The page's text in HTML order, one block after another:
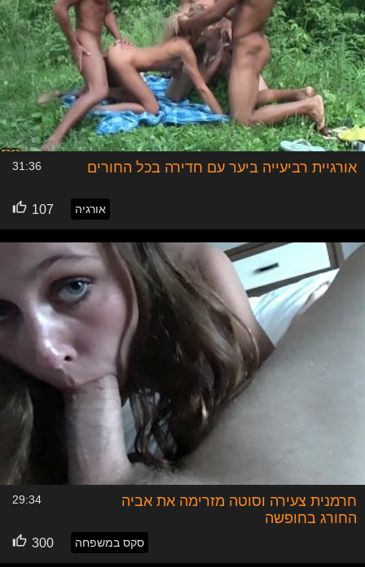
בהירות באיזו זווית שלא נתפסה טוב במצלמה, כך או כך, תדעו
שאם הסרט סקס שלכם, לא יצא מושלם בפועל, אז עריכה טובה
בהחלט יכולה לשפר ואף לשנות את כל התדמית שהיתה לכם
עליו לפני העריכה.
לאלו המחפשים להפוך סרט סקס או מספר סרטי סקס שלהם,
לעסק לכל דבר, אז כל הפרמטרים שצוינו לפני כן, לא רק
שתקפים לקבוצה הזו, אלא גם מחויבים בדבר. כאשר אתם
הופכים את התחביב שלכם, לעסק, אתם חייבים להיות
מקצועיים, רק בדרך הזו, ואחרי שתעשו מספר סרטי סקס
איכותיים, תוכלו להרוויח מכך, באמצעות אתרי הפורנו השונים.
בנוסף, הזוגות המקצועיים, צריכים להיות מוכנים להיחשף ורצוי
להימנע מאי נעימויות של מכריכם או חבריכם או כל אלו שאתם
מעדיפים לגשת איתם לנושא הסרט סקס, בצורה דיסקרטית.
בעניין הדיסקרטיות, הזוגות המקצועיים או אלו שמתכננים להפוך
לכאלו, צריכים להבין שזה יהפוך לסדר חיים, ככל שתהיה להם
הצלחה בתחום. מה שזה אומר שאתם תהפכו לשחקנים אשר
סרטי הסקס שלהם, הוא העסק שלהם ולכן כאשר אתם נכנסים
לתחום הזה, חושב שתבינו שבמוקדם ובמאוחר, עניין
הדיסקרטיות, לא יהיה רלוונטי. זאת כמובן לא חייבת להיות בעיה
אם הגישה שלכם מאוד פתוחה ומודעת להשלכותיה.
אורגיית רביעייה ביער עם חדירה בכל החורים 31:36
אורגיה 107
חרמנית צעירה וסוטה מזרימה את אביה
החורג בחופשה
29:34
סקס במשפחה 300